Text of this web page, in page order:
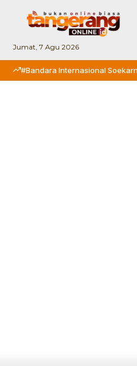
Jumat, 7 Agu 2026
#Bandara Internasional